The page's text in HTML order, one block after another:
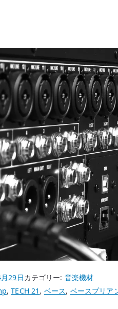
29日カテゴリー: 音楽機材
,TECH 21 , ベース, ベースプリア